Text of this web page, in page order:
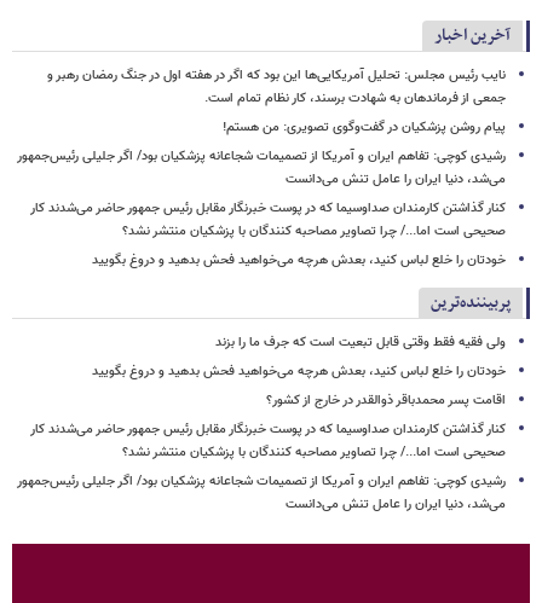
آخرین اخبار
نایب رئیس مجلس: تحلیل آمریکایی‌ها این بود که اگر در هفته اول در جنگ رمضان رهبر و
جمعی از فرماندهان به شهادت برسند، کار نظام تمام است.
پیام روشن پزشکیان در گفت‌وگوی تصویری: من هستم!
رشیدی کوچی: تفاهم ایران و آمریکا از تصمیمات شجاعانه پزشکیان بود/ اگر جلیلی رئیس‌جمهور
می‌شد، دنیا ایران را عامل تنش می‌دانست
کنار گذاشتن کارمندان صداوسیما که در پوست خبرنگار مقابل رئیس جمهور حاضر می‌شدند کار
صحیحی است اما.../ چرا تصاویر مصاحبه کنندگان با پزشکیان منتشر نشد؟
خودتان را خلع لباس کنید، بعدش هرچه می‌خواهید فحش بدهید و دروغ بگویید
پربیننده‌ترین
ولی فقیه فقط وقتی قابل تبعیت است که جرف ما را بزند
خودتان را خلع لباس کنید، بعدش هرچه می‌خواهید فحش بدهید و دروغ بگویید
اقامت پسر محمدباقر ذوالقدر در خارج از کشور؟
کنار گذاشتن کارمندان صداوسیما که در پوست خبرنگار مقابل رئیس جمهور حاضر می‌شدند کار
صحیحی است اما.../ چرا تصاویر مصاحبه کنندگان با پزشکیان منتشر نشد؟
رشیدی کوچی: تفاهم ایران و آمریکا از تصمیمات شجاعانه پزشکیان بود/ اگر جلیلی رئیس‌جمهور
می‌شد، دنیا ایران را عامل تنش می‌دانست